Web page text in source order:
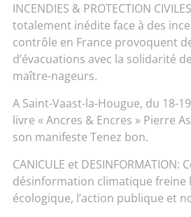
INCENDIES & PROTECTION
totalement inédite face à des
contrôle en France provoquent
d’évacuations avec la solidarité
maître-nageurs.
A Saint-Vaast-la-Hougue, du 18-
livre « Ancres & Encres » Pierre
son manifeste Tenez bon.
CANICULE et DESINFORMATION:
désinformation climatique freine
écologique, l’action publique et